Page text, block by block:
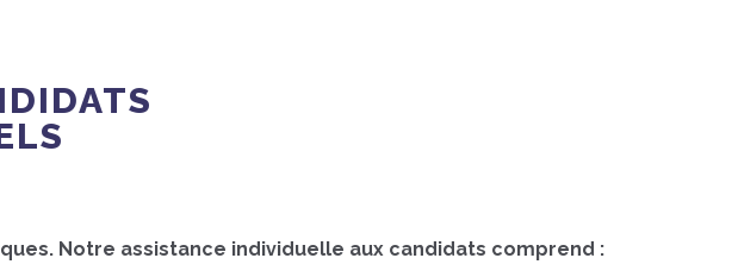
Notre assistance individuelle aux candidats comprend :